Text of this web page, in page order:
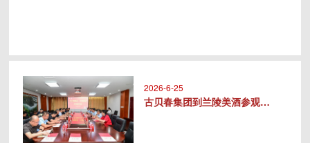
2026-6-25
古贝春集团到兰陵美酒参观交流